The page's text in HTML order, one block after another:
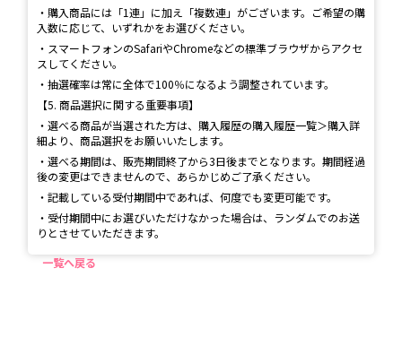
・購入商品には「1連」に加え「複数連」がございます。ご希望の購
入数に応じて、いずれかをお選びください。
・スマートフォンのSafariやChromeなどの標準ブラウザからアクセ
スしてください。
・抽選確率は常に全体で100％になるよう調整されています。
【5. 商品選択に関する重要事項】
・選べる商品が当選された方は、購入履歴の購入履歴一覧＞購入詳
細より、商品選択をお願いいたします。
・選べる期間は、販売期間終了から3日後までとなります。期間経過
後の変更はできませんので、あらかじめご了承ください。
・記載している受付期間中であれば、何度でも変更可能です。
・受付期間中にお選びいただけなかった場合は、ランダムでのお送
りとさせていただきます。
一覧へ戻る